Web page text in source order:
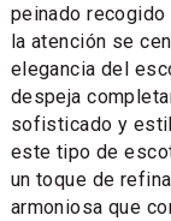
peinado
la atención se
elegancia del
despeja
sofisticado y
este tipo de
un toque de
armoniosa que